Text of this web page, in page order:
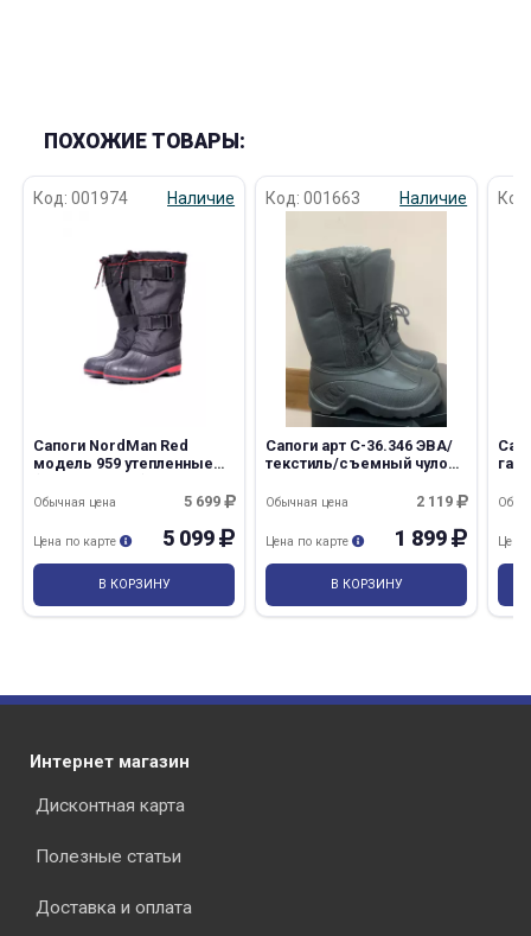
ПОХОЖИЕ ТОВАРЫ:
Код: 001974 Наличие
Сапоги NordMаn Red
модель 959 утепленные
5 699
Обычная цена
5 099
Цена по карте
В КОРЗИНУ
Код: 001663 Наличие
Сапоги арт С-36.346 ЭВА/
текстиль/съемный чулок
2 119
Обычная цена
1 899
Цена по карте
В КОРЗИНУ
Цена
Интернет магазин
Дисконтная карта
Полезные статьи
Доставка и оплата